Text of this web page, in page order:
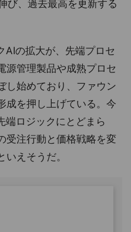
び、過去最高を更新する
AIの拡大が、先端プロセ
源管理製品や成熟プロセ
し始めており、ファウン
成を押し上げている。今
端ロジックにとどまら
受注行動と価格戦略を変
えそうだ。